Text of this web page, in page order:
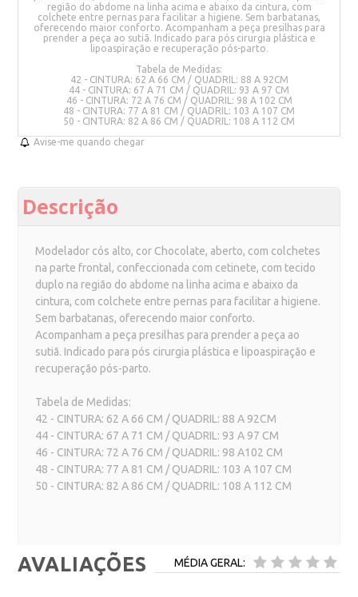
região do abdome na linha acima e abaixo da cintura, com
colchete entre pernas para facilitar a higiene. Sem barbatanas,
oferecendo maior conforto. Acompanham a peça presilhas para
prender a peça ao sutiã. Indicado para pós cirurgia plástica e
lipoaspiração e recuperação pós-parto.
Tabela de Medidas:
42 - CINTURA: 62 A 66 CM / QUADRIL: 88 A 92CM
44 - CINTURA: 67 A 71 CM / QUADRIL: 93 A 97 CM
46 - CINTURA: 72 A 76 CM / QUADRIL: 98 A 102 CM
48 - CINTURA: 77 A 81 CM / QUADRIL: 103 A 107 CM
50 - CINTURA: 82 A 86 CM / QUADRIL: 108 A 112 CM
Avise-me quando chegar
Descrição
Modelador cós alto, cor Chocolate, aberto, com colchetes
na parte frontal, confeccionada com cetinete, com tecido
duplo na região do abdome na linha acima e abaixo da
cintura, com colchete entre pernas para facilitar a higiene.
Sem barbatanas, oferecendo maior conforto.
Acompanham a peça presilhas para prender a peça ao
sutiã. Indicado para pós cirurgia plástica e lipoaspiração e
recuperação pós-parto.
Tabela de Medidas:
42 - CINTURA: 62 A 66 CM / QUADRIL: 88 A 92CM
44 - CINTURA: 67 A 71 CM / QUADRIL: 93 A 97 CM
46 - CINTURA: 72 A 76 CM / QUADRIL: 98 A102 CM
48 - CINTURA: 77 A 81 CM / QUADRIL: 103 A 107 CM
50 - CINTURA: 82 A 86 CM / QUADRIL: 108 A 112 CM
AVALIAÇÕES MÉDIA GERAL: